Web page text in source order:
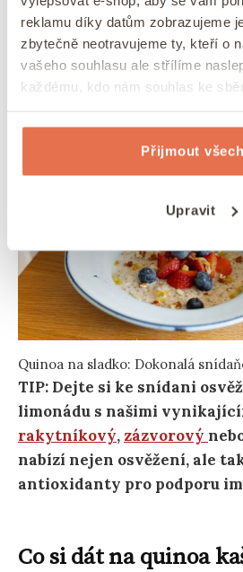
reklamu díky datům zobrazujeme
zbytečně neotravujeme ty, kteří o
vašeho souhlasu ale střílíme
každému, kdo nám souhlas ke
Přijmout
Upravit
přidejte trochu kardamonu
koření a zázvor. Vaší
nekladou.
Quinoa na sladko: Dokonalá
TIP: Dejte si ke snídani
limonádu s našimi
rakytníkový, zázvorový
nabízí nejen osvěžení, ale
antioxidanty pro podporu
Co si dát na quinoa